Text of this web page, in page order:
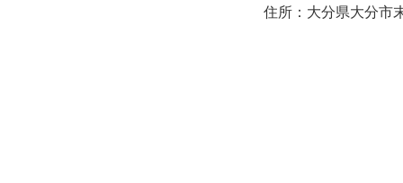
住所：大分県大分市